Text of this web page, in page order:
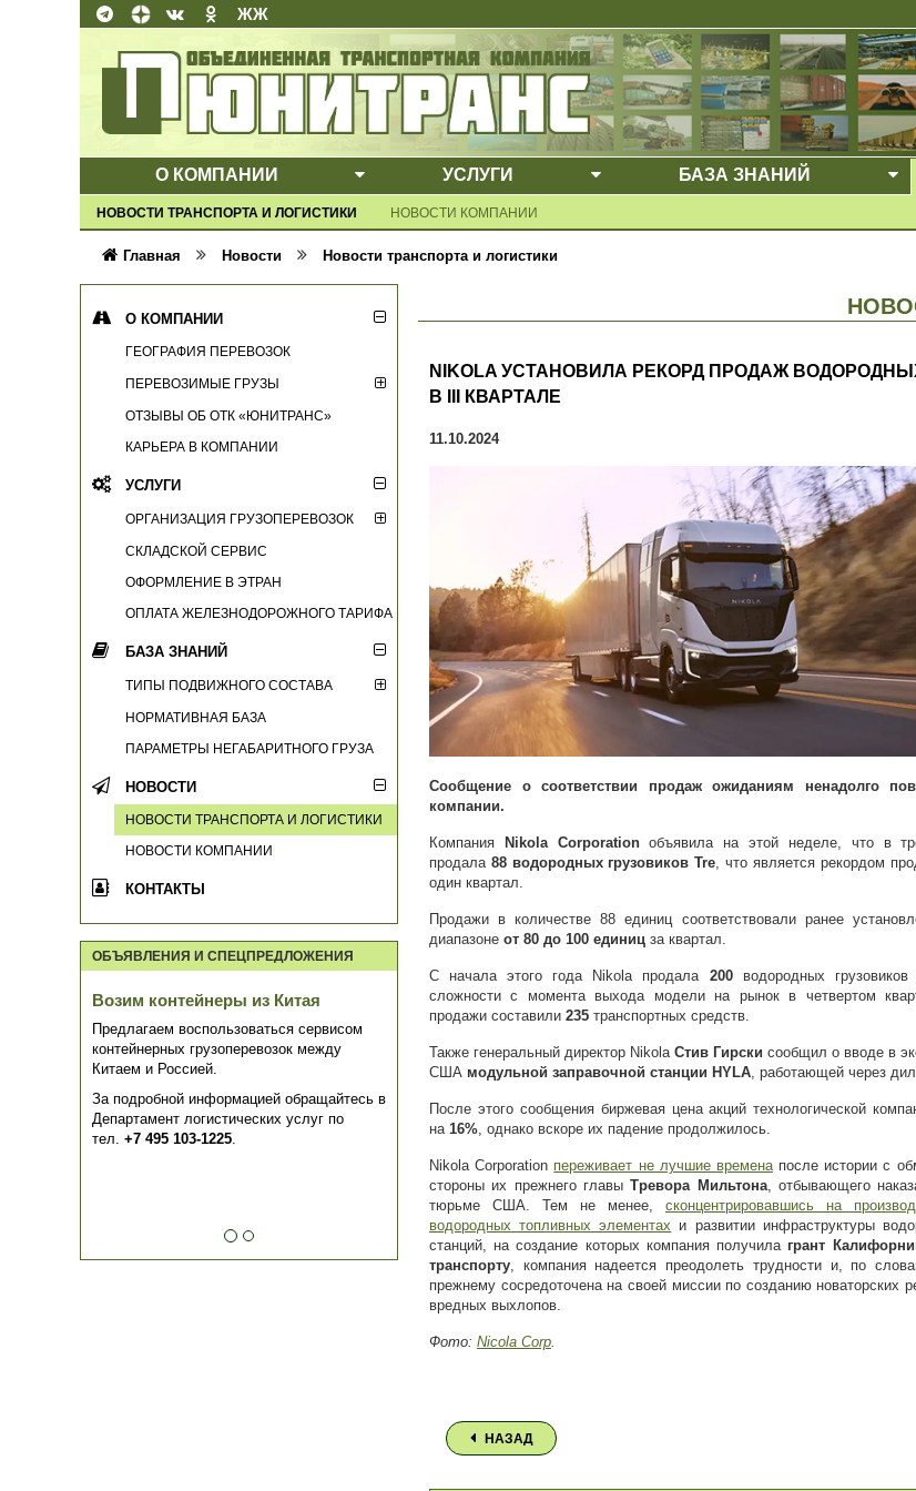
ЖЖ
О КОМПАНИИ
ВЫПАДАЮЩЕЕ МЕНЮ
УСЛУГИ
ВЫПАДАЮЩЕЕ МЕНЮ
БАЗА ЗНАНИЙ
НОВОСТИ ТРАНСПОРТА И ЛОГИСТИКИ НОВОСТИ КОМПАНИИ
Главная Новости Новости транспорта и логистики
NIKOLA УСТАНОВИЛА РЕКОРД ПРОДАЖ
В III КВАРТАЛЕ
11.10.2024
Сообщение о соответствии продаж ожиданиям ненадолго
компании.
Компания Nikola Corporationобъявила на этой неделе, что в
продала 88 водородных грузовиков Tre, что является рекордом
один квартал.
Продажи в количестве 88 единиц соответствовали ранее
диапазоне от 80 до 100 единиц за квартал.
С начала этого года Nikola продала 200водородных
сложности с момента выхода модели на рынок в четвертом
продажи составили 235 транспортных средств.
Также генеральный директор Nikola Стив Гирски сообщил о вводе в
США модульной заправочной станции HYLA, работающей через
После этого сообщения биржевая цена акций технологической
на 16%, однако вскоре их падение продолжилось.
Nikola Corporation переживает не лучшие временапосле истории с
стороны их прежнего главыТревора Мильтона, отбывающего
тюрьме США. Тем не менее, сконцентрировавшись на
водородных топливных элементах и развитии инфраструктуры
станций, на создание которых компания получила грант
транспорту, компания надеется преодолеть трудности и, по
прежнему сосредоточена на своей миссии по созданию новаторских
вредных выхлопов.
Фото: Nicola Corp.
НАЗАД
О КОМПАНИИ
ГЕОГРАФИЯ ПЕРЕВОЗОК
ПЕРЕВОЗИМЫЕ ГРУЗЫ
ОТЗЫВЫ ОБ ОТК «ЮНИТРАНС»
КАРЬЕРА В КОМПАНИИ
УСЛУГИ
ОРГАНИЗАЦИЯ ГРУЗОПЕРЕВОЗОК
СКЛАДСКОЙ СЕРВИС
ОФОРМЛЕНИЕ В ЭТРАН
ОПЛАТА ЖЕЛЕЗНОДОРОЖНОГО ТАРИФА
БАЗА ЗНАНИЙ
ТИПЫ ПОДВИЖНОГО СОСТАВА
НОРМАТИВНАЯ БАЗА
ПАРАМЕТРЫ НЕГАБАРИТНОГО ГРУЗА
НОВОСТИ
НОВОСТИ ТРАНСПОРТА И ЛОГИСТИКИ
НОВОСТИ КОМПАНИИ
КОНТАКТЫ
ОБЪЯВЛЕНИЯ И СПЕЦПРЕДЛОЖЕНИЯ
Возим контейнеры из Китая
Предлагаем воспользоваться сервисом
контейнерных грузоперевозок между
Китаем и Россией.
За подробной информацией обращайтесь в
Департамент логистических услуг по
тел. +7 495 103-1225.